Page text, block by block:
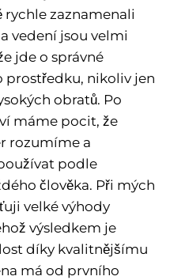
zaznamenali
vedení jsou velmi
jde o správné
prostředku, nikoliv jen
obratů. Po
máme pocit, že
rozumíme a
podle
člověka. Při mých
velké výhody
výsledkem je
díky kvalitnějšímu
má od prvního